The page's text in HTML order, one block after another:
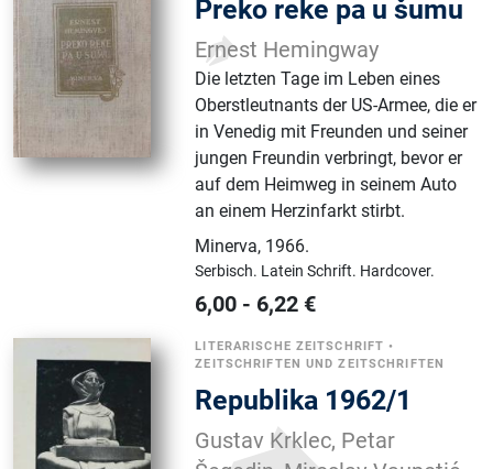
Preko reke pa u šumu
Ernest Hemingway
Die letzten Tage im Leben eines
Oberstleutnants der US-Armee, die er
in Venedig mit Freunden und seiner
jungen Freundin verbringt, bevor er
auf dem Heimweg in seinem Auto
an einem Herzinfarkt stirbt.
Minerva, 1966.
Serbisch. Latein Schrift. Hardcover.
6,00 - 6,22 €
LITERARISCHE ZEITSCHRIFT •
ZEITSCHRIFTEN UND ZEITSCHRIFTEN
Republika 1962/1
Gustav Krklec, Petar